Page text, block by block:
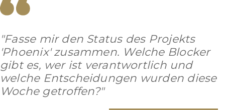
"Fasse mir den Status des Projekts
'Phoenix' zusammen. Welche Blocker
gibt es, wer ist verantwortlich und
welche Entscheidungen wurden diese
Woche getroffen?"